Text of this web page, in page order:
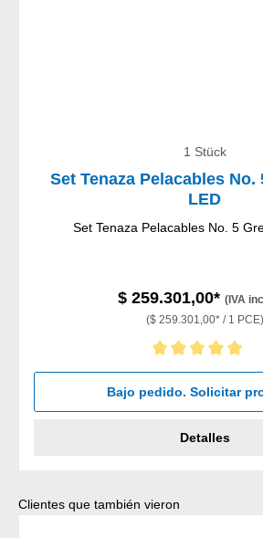
1 Stück
Set Tenaza Pelacables No.
LED
Set Tenaza Pelacables No. 5
$ 259.301,00* (IVA
($ 259.301,00* / 1 PCE)
Calificación promedio de 5 de 5
Bajo pedido. Solicitar
Detalles
Omitir la galería de productos
Clientes que también vieron